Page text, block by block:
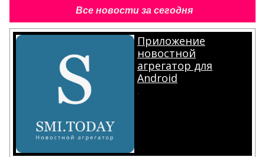
Все новости за сегодня
Приложение
новостной
агрегатор для
Android
.